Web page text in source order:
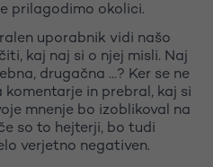
prilagodimo okolici.
uporabnik vidi našo
kaj naj si o njej misli. Naj
drugačna ...? Ker se ne
in prebral, kaj si
mnenje bo izoblikoval na
so to hejterji, bo tudi
verjetno negativen.